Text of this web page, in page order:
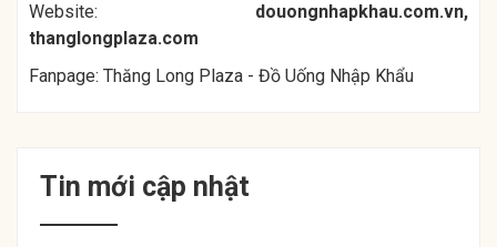
Website: douongnhapkhau.com.vn,
thanglongplaza.com
Fanpage: Thăng Long Plaza - Đồ Uống Nhập Khẩu
Tin mới cập nhật